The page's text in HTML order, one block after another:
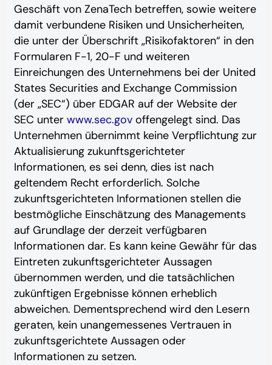
Geschäft von ZenaTech betreffen, sowie weitere
damit verbundene Risiken und Unsicherheiten,
die unter der Überschrift „Risikofaktoren“ in den
Formularen F-1, 20-F und weiteren
Einreichungen des Unternehmens bei der United
States Securities and Exchange Commission
(der „SEC“) über EDGAR auf der Website der
SEC unter www.sec.gov offengelegt sind. Das
Unternehmen übernimmt keine Verpflichtung zur
Aktualisierung zukunftsgerichteter
Informationen, es sei denn, dies ist nach
geltendem Recht erforderlich. Solche
zukunftsgerichteten Informationen stellen die
bestmögliche Einschätzung des Managements
auf Grundlage der derzeit verfügbaren
Informationen dar. Es kann keine Gewähr für das
Eintreten zukunftsgerichteter Aussagen
übernommen werden, und die tatsächlichen
zukünftigen Ergebnisse können erheblich
abweichen. Dementsprechend wird den Lesern
geraten, kein unangemessenes Vertrauen in
zukunftsgerichtete Aussagen oder
Informationen zu setzen.